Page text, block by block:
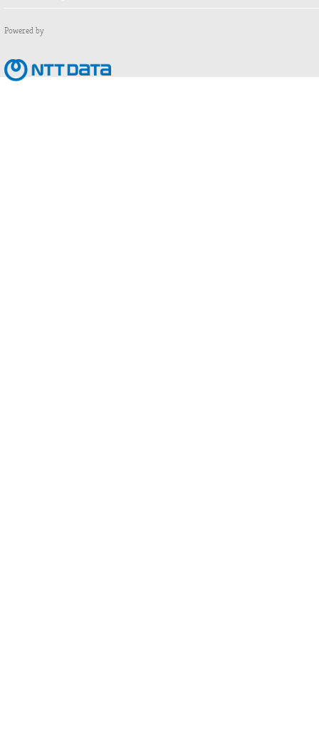
Powered by